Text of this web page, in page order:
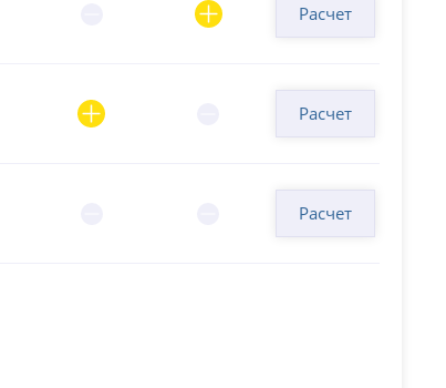
Расчет
Расчет
Расчет